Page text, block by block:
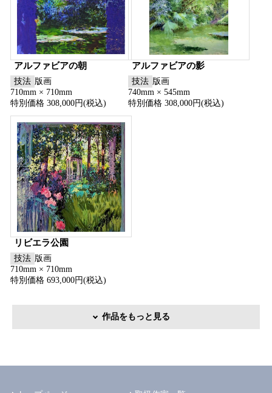
アルファビアの朝
技法 版画
710mm × 710mm
特別価格 308,000円(税込)
アルファビアの影
技法 版画
740mm × 545mm
特別価格 308,000円(税込)
リビエラ公園
技法 版画
710mm × 710mm
特別価格 693,000円(税込)
作品をもっと見る